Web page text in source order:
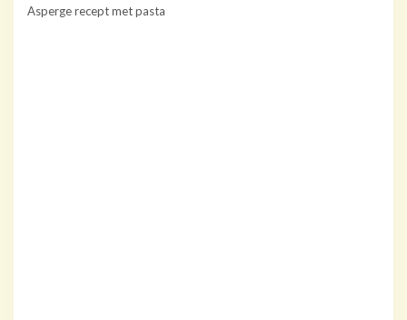
Asperge recept met pasta